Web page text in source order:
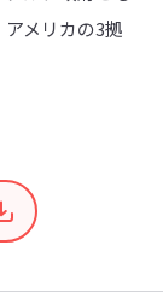
メリカの3拠